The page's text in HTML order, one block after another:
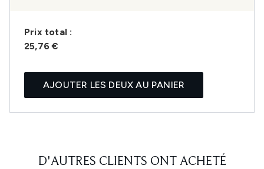
Prix ​​total :
25,76 €
AJOUTER LES DEUX AU PANIER
D'AUTRES CLIENTS ONT ACHETÉ